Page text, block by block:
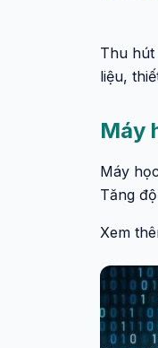
Thu hút
liệu,
Máy
Máy
Tăng
Xem